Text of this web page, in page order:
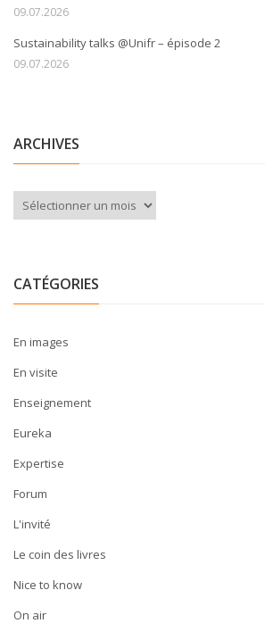
09.07.2026
Sustainability talks @Unifr – épisode 2
09.07.2026
ARCHIVES
Archives
CATÉGORIES
En images
En visite
Enseignement
Eureka
Expertise
Forum
L'invité
Le coin des livres
Nice to know
On air